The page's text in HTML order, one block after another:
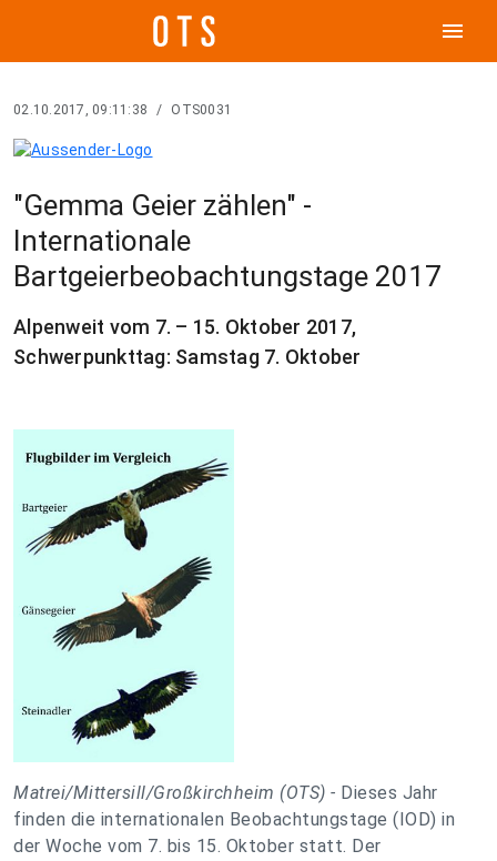
menu
02.10.2017, 09:11:38 / OTS0031
"Gemma Geier zählen" -
Internationale
Bartgeierbeobachtungstage 2017
Alpenweit vom 7. – 15. Oktober 2017,
Schwerpunkttag: Samstag 7. Oktober
Matrei/Mittersill/Großkirchheim (OTS) - Dieses Jahr
finden die internationalen Beobachtungstage (IOD) in
der Woche vom 7. bis 15. Oktober statt. Der